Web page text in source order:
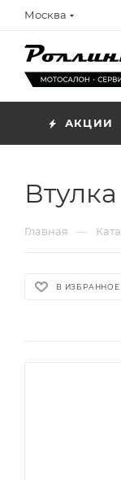
Москва
АКЦИИ
Главная —
В ИЗБРАННОЕ